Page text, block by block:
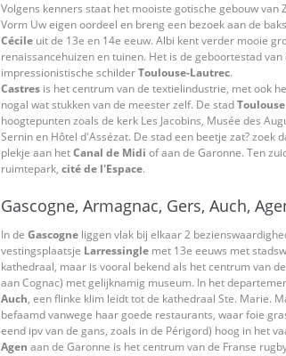
Volgens kenners staat het mooiste gotische gebouw van
Vorm Uw eigen oordeel en breng een bezoek aan de
Cécile uit de 13e en 14e eeuw. Albi kent verder mooie
renaissancehuizen en tuinen. Het is de geboortestad
impressionistische schilderToulouse-Lautrec.
Castres is het centrum van de textielindustrie, met ook
nogal wat stukken van de meester zelf. De stadToulouse
hoogtepunten zoals de kerk Les Jacobins, Musée des
Sernin en Hôtel d'Assézat. De stad een beetje zat? zoek
plekje aan hetCanal de Midi of aan de Garonne. Ten
ruimtepark, cité de l'Espace.
Gascogne, Armagnac, Gers, Auch,
In de Gascogne liggen vlak bij elkaar 2
vestingsplaatsje Larressingle met 13e eeuws met
kathedraal, maar is vooral bekend als het centrum van de
aan Cognac) met gelijknamig museum. In het
Auch, een flinke klim leidt tot de kathedraal Ste. Marie.
befaamd vanwege haar goede restaurants, waar foie
eend ipv van de gans, zoals in de Périgord) hoog in het
Agen aan de Garonne is het centrum van de Franse